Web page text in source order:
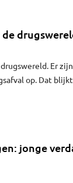
Er
op. Dat
jonge